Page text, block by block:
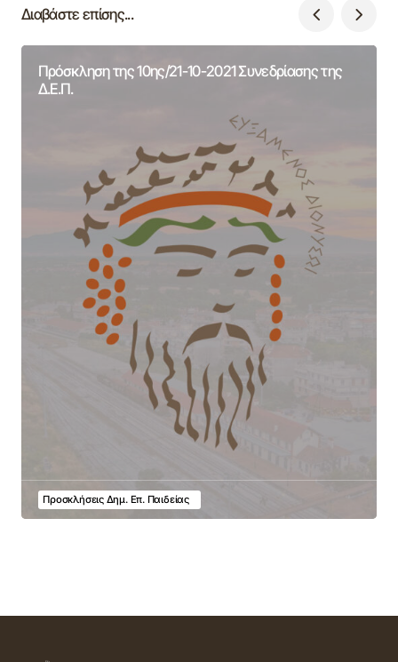
Διαβάστε επίσης...
Πρόσκληση της 10ης/21-10-2021 Συνεδρίασης της
Δ.Ε.Π.
Προσκλήσεις Δημ. Επ. Παιδείας